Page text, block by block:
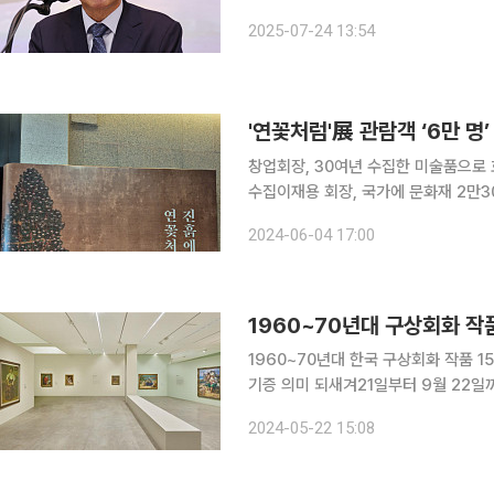
유 관장은 "상설전시의 경우 국민이
2025-07-24 13:54
창업회장, 30여년 수집한 미술품으로
수집이재용 회장, 국가에 문화재 2만3000점 기증 개인의 소장품이긴 하
철 삼성전자 창업회장의 사명이었다.
2024-06-04 17:00
1960~70년대 구상회화 작
1960~70년대 한국 구상회화 작품
기증 의미 되새겨21일부터 9월 22일까지 국
2024-05-22 15:08